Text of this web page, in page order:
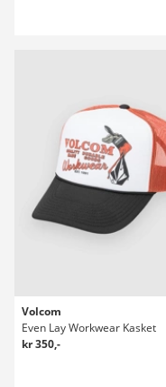
Volcom
Even Lay Workwear Kasket
kr 350,-